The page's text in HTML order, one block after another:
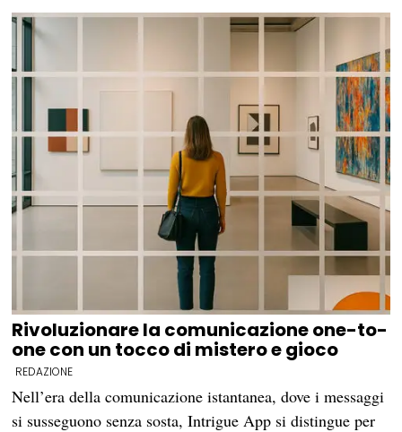
Rivoluzionare la comunicazione one-to-
one con un tocco di mistero e gioco
REDAZIONE
Nell’era della comunicazione istantanea, dove i messaggi
si susseguono senza sosta, Intrigue App si distingue per